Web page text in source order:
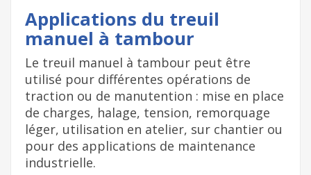
Applications du treuil
manuel à tambour
Le treuil manuel à tambour peut être
utilisé pour différentes opérations de
traction ou de manutention : mise en place
de charges, halage, tension, remorquage
léger, utilisation en atelier, sur chantier ou
pour des applications de maintenance
industrielle.